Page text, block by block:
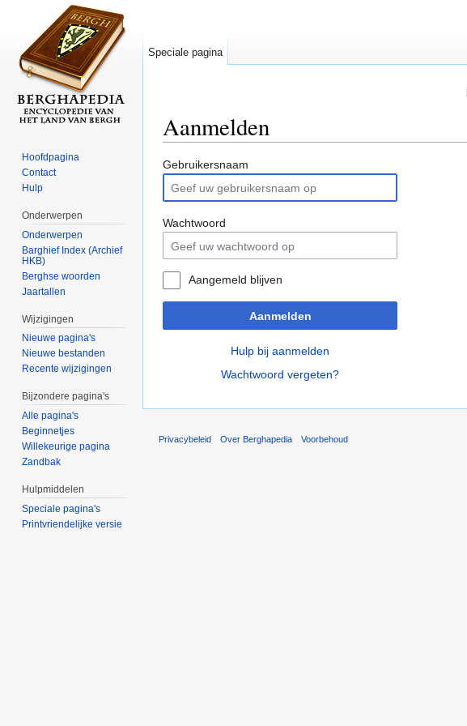
Aanmelden
Gebruikersnaam
Wachtwoord
Aangemeld blijven
Aanmelden
Hulp bij aanmelden
Wachtwoord vergeten?
Speciale pagina
Hoofdpagina
Contact
Hulp
Onderwerpen
Onderwerpen
Barghief Index (Archief
HKB)
Berghse woorden
Jaartallen
Wijzigingen
Nieuwe pagina's
Nieuwe bestanden
Recente wijzigingen
Bijzondere pagina's
Alle pagina's
Beginnetjes
Willekeurige pagina
Zandbak
Hulpmiddelen
Speciale pagina's
Printvriendelijke versie
Privacybeleid Over Berghapedia Voorbehoud